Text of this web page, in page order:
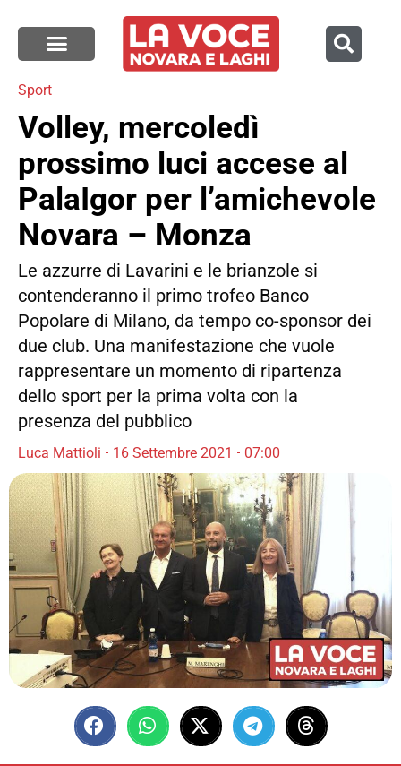
Sport
Volley, mercoledì
prossimo luci accese al
PalaIgor per l’amichevole
Novara – Monza
Le azzurre di Lavarini e le brianzole si
contenderanno il primo trofeo Banco
Popolare di Milano, da tempo co-sponsor dei
due club. Una manifestazione che vuole
rappresentare un momento di ripartenza
dello sport per la prima volta con la
presenza del pubblico
Luca Mattioli 16 Settembre 2021 07:00